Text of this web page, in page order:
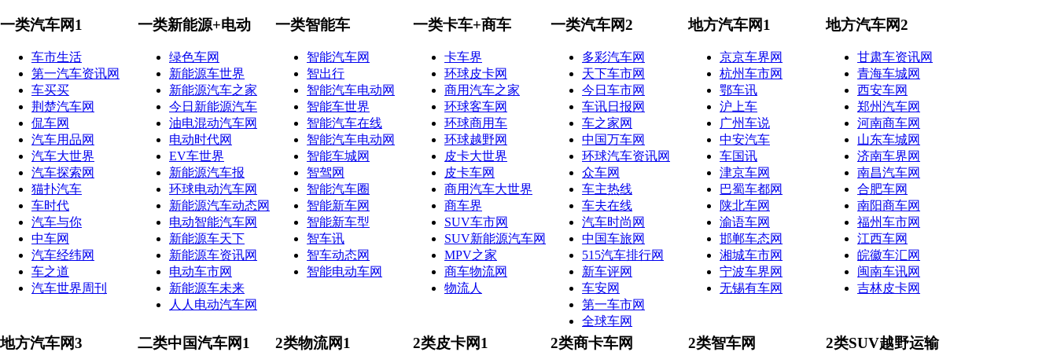
一类汽车网1
车市生活
第一汽车资讯网
车买买
荆楚汽车网
侃车网
汽车用品网
汽车大世界
汽车探索网
猫扑汽车
车时代
汽车与你
中车网
汽车经纬网
车之道
汽车世界周刊
一类新能源+电动
绿色车网
新能源车世界
新能源汽车之家
今日新能源汽车
油电混动汽车网
电动时代网
EV车世界
新能源汽车报
环球电动汽车网
新能源汽车动态网
电动智能汽车网
新能源车天下
新能源车资讯网
电动车市网
新能源车未来
人人电动汽车网
一类智能车
智能汽车网
智出行
智能汽车电动网
智能车世界
智能汽车在线
智能汽车电动网
智能车城网
智驾网
智能汽车圈
智能新车网
智能新车型
智车讯
智车动态网
智能电动车网
一类卡车+商车
卡车界
环球皮卡网
商用汽车之家
环球客车网
环球商用车
环球越野网
皮卡大世界
皮卡车网
商用汽车大世界
商车界
SUV车市网
SUV新能源汽车网
MPV之家
商车物流网
物流人
一类汽车网2
多彩汽车网
天下车市网
今日车市网
车讯日报网
车之家网
中国万车网
环球汽车资讯网
众车网
车主热线
车夫在线
汽车时尚网
中国车旅网
515汽车排行网
新车评网
车安网
第一车市网
全球车网
地方汽车网1
京京车界网
杭州车市网
鄂车讯
沪上车
广州车说
中安汽车
车国讯
津京车网
巴蜀车都网
陕北车网
渝语车网
邯郸车态网
湘城车市网
宁波车界网
无锡有车网
地方汽车网2
甘肃车资讯网
青海车城网
西安车网
郑州汽车网
河南商车网
山东车城网
济南车界网
南昌汽车网
合肥车网
南阳商车网
福州车市网
江西车网
皖徽车汇网
闽南车讯网
吉林皮卡网
地方汽车网3 二类中国汽车网1 2类物流网1 2类皮卡网1 2类商卡车网 2类智车网 2类SUV越野运输